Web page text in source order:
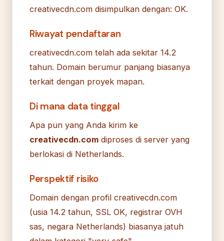
creativecdn.com disimpulkan dengan: OK.
Riwayat pendaftaran
creativecdn.com telah ada sekitar 14.2
tahun. Domain berumur panjang biasanya
terkait dengan proyek mapan.
Di mana data tinggal
Apa pun yang Anda kirim ke
creativecdn.com diproses di server yang
berlokasi di Netherlands.
Perspektif risiko
Domain dengan profil creativecdn.com
(usia 14.2 tahun, SSL OK, registrar OVH
sas, negara Netherlands) biasanya jatuh